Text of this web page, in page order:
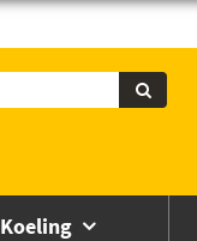
Koeling